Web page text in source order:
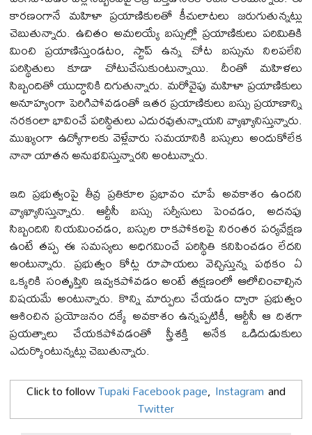
కారణంగానే మహిళా ప్రయాణికులతో కీచులాటలు జరుగుతున్నట్లు
చెబుతున్నారు. ఉచితం అమలయ్యే బస్సుల్లో ప్రయాణికులు పరిమితికి
మించి ప్రయాణిస్తుండటం, స్టాప్ ఉన్న చోట బస్సును నిలపలేని
పరిస్థితులు కూడా చోటుచేసుకుంటున్నాయి. దీంతో మహిళలు
సిబ్బందితో యుద్ధానికి దిగుతున్నారు. మరోవైపు మహిళా ప్రయాణికులు
అనూహ్యంగా పెరిగిపోవడంతో ఇతర ప్రయాణికులు బస్సు ప్రయాణాన్ని
నరకంలా భావించే పరిస్థితులు ఎదురవుతున్నాయని వ్యాఖ్యానిస్తున్నారు.
ముఖ్యంగా ఉద్యోగాలకు వెళ్లేవారు సమయానికి బస్సులు అందుకోలేక
నానా యాతన అనుభవిస్తున్నారని అంటున్నారు.
ఇది ప్రభుత్వంపై తీవ్ర ప్రతికూల ప్రభావం చూపే అవకాశం ఉందని
వ్యాఖ్యానిస్తున్నారు. ఆర్టీసీ బస్సు సర్వీసులు పెంచడం, అదనపు
సిబ్బందిని నియమించడం, బస్సుల రాకపోకలపై నిరంతర పర్యవేక్షణ
ఉంటే తప్ప ఈ సమస్యలు అధిగమించే పరిస్థితి కనిపించడం లేదని
అంటున్నారు. ప్రభుత్వం కోట్ల రూపాయలు వెచ్చిస్తున్న పథకం ఏ
ఒక్కరికి సంతృప్తిని ఇవ్వకపోవడం అంటే తక్షణంలో ఆలోచించాల్సిన
విషయమే అంటున్నారు. కొన్ని మార్పులు చేయడం ద్వారా ప్రభుత్వం
ఆశించిన ప్రయోజనం దక్కే అవకాశం ఉన్నప్పటికీ, ఆర్టీసీ ఆ దిశగా
ప్రయత్నాలు చేయకపోవడంతో స్త్రీశక్తి అనేక ఒడిదుడుకులు
ఎదుర్కొంటున్నట్లు చెబుతున్నారు.
Click to followTupaki Facebook page, Instagram and
Twitter